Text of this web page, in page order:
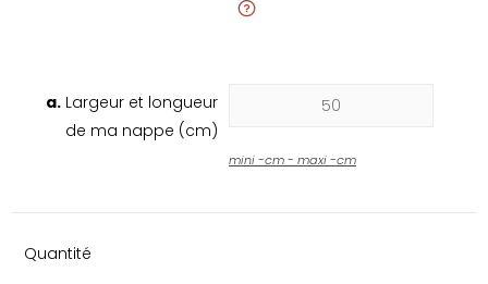
a. Largeur et longueur
de ma nappe (cm)
mini-cm - maxi-cm
Quantité